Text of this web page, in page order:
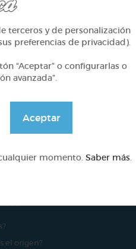
mecenazgo de la
el origen?
terceros y de personalización
preferencias de privacidad).
“Aceptar” o configurarlas o
avanzada”.
Aceptar
momento. Saber más.